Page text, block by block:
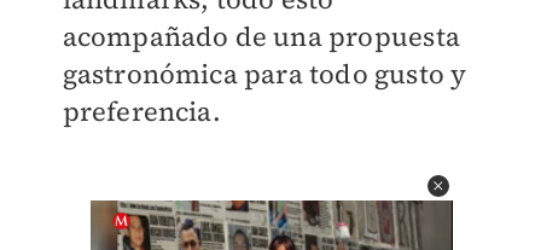
acompañado de una propuesta
gastronómica para todo gusto y
preferencia.